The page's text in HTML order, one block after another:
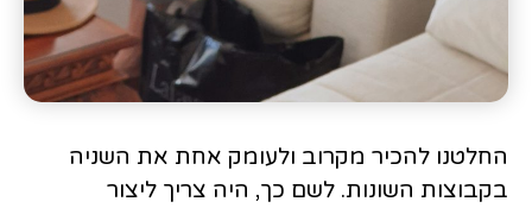
החלטנו להכיר מקרוב ולעומק אחת את השניה
בקבוצות השונות. לשם כך, היה צריך ליצור